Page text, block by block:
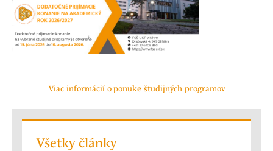
Viac informácií o ponuke študijných programov
Všetky články